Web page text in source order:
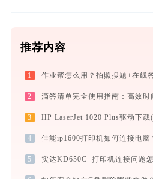
推荐内容
1
2
3 HP LaserJet 1020 Plus驱动下
4 佳能ip1600打印机如何连接电脑
5 实达KD650C+打印机连接问题